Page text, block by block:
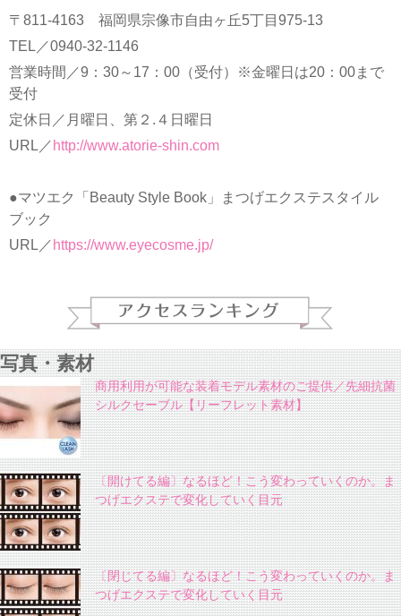
〒811-4163 福岡県宗像市自由ヶ丘5丁目975-13
TEL／0940-32-1146
営業時間／9：30～17：00（受付）※金曜日は20：00まで
受付
定休日／月曜日、第２.４日曜日
URL／http://www.atorie-shin.com
●マツエク「Beauty Style Book」まつげエクステスタイル
ブック
URL／https://www.eyecosme.jp/
写真・素材
商用利用が可能な装着モデル素材のご提供／先細抗菌
シルクセーブル【リーフレット素材】
〔開けてる編〕なるほど！こう変わっていくのか。ま
つげエクステで変化していく目元
〔閉じてる編〕なるほど！こう変わっていくのか。ま
つげエクステで変化していく目元